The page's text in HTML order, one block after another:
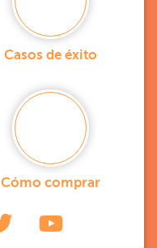
Casos de éxito
Cómo comprar